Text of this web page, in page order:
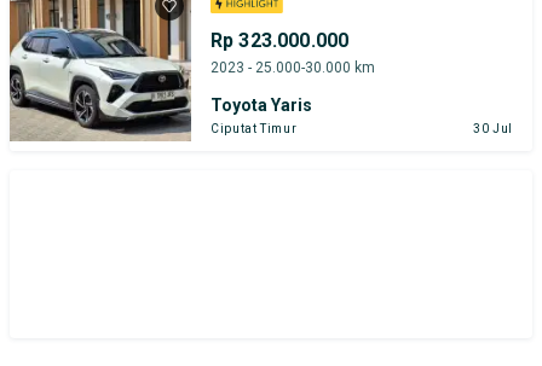
Rp 323.000.000
2023 - 25.000-30.000 km
Toyota Yaris
Ciputat Timur 30 Jul